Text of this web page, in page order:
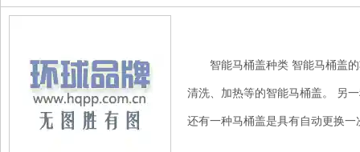
智能马桶盖种类 智能马桶盖
清洗、加热等的智能马桶盖。 另
还有一种马桶盖是具有自动更换一